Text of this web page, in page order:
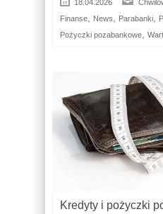
18.04.2026
Finanse News Parabanki
Pożyczki pozabankowe
Kredyty i pożyczki